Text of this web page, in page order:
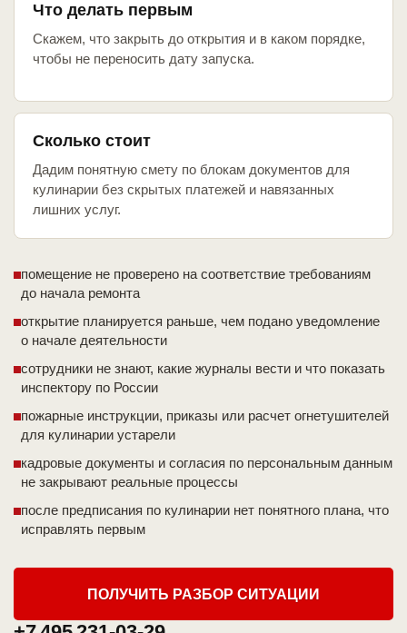
Что делать первым
Скажем, что закрыть до открытия и в каком порядке,
чтобы не переносить дату запуска.
Сколько стоит
Дадим понятную смету по блокам документов для
кулинарии без скрытых платежей и навязанных
лишних услуг.
помещение не проверено на соответствие требованиям
до начала ремонта
открытие планируется раньше, чем подано уведомление
о начале деятельности
сотрудники не знают, какие журналы вести и что показать
инспектору по России
пожарные инструкции, приказы или расчет огнетушителей
для кулинарии устарели
кадровые документы и согласия по персональным данным
не закрывают реальные процессы
после предписания по кулинарии нет понятного плана, что
исправлять первым
ПОЛУЧИТЬ РАЗБОР СИТУАЦИИ